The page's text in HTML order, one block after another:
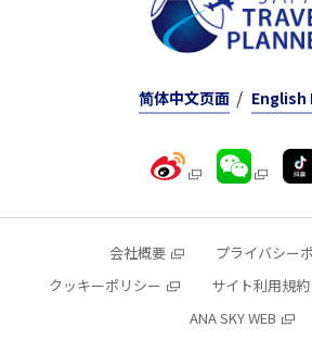
简体中文页面 English
会社概要
プライバシー
クッキーポリシー
サイト利用規約
ANA SKY WEB